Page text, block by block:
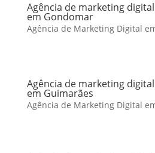
Agência de marketing
em Gondomar
Agência de Marketing Digital
Agência de marketing
em Guimarães
Agência de Marketing Digital